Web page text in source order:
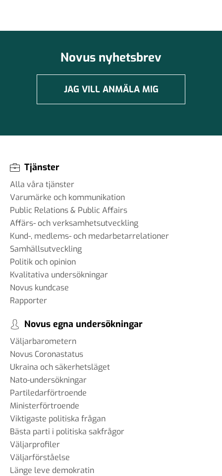
Novus nyhetsbrev
JAG VILL ANMÄLA MIG
Tjänster
Alla våra tjänster
Varumärke och kommunikation
Public Relations & Public Affairs
Affärs- och verksamhetsutveckling
Kund-, medlems- och medarbetarrelationer
Samhällsutveckling
Politik och opinion
Kvalitativa undersökningar
Novus kundcase
Rapporter
Novus egna undersökningar
Väljarbarometern
Novus Coronastatus
Ukraina och säkerhetsläget
Nato-undersökningar
Partiledarförtroende
Ministerförtroende
Viktigaste politiska frågan
Bästa parti i politiska sakfrågor
Väljarprofiler
Väljarförståelse
Länge leve demokratin